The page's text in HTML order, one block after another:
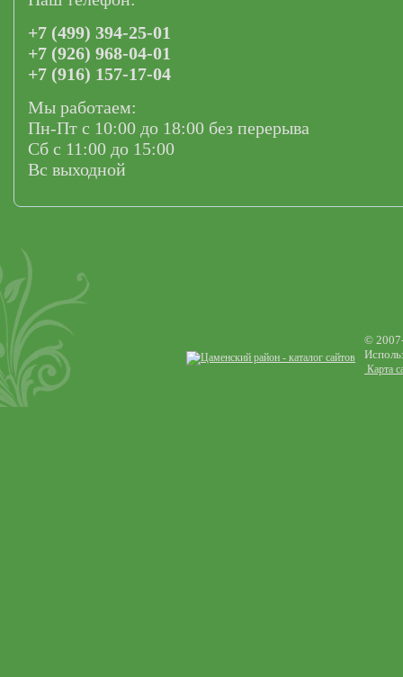
+7 (499) 394-25-01
+7 (926) 968-04-01
+7 (916) 157-17-04
Мы работаем:
Пн-Пт с 10:00 до 18:00 без перерыва
Сб с 11:00 до 15:00
Вс выходной
©
Карта